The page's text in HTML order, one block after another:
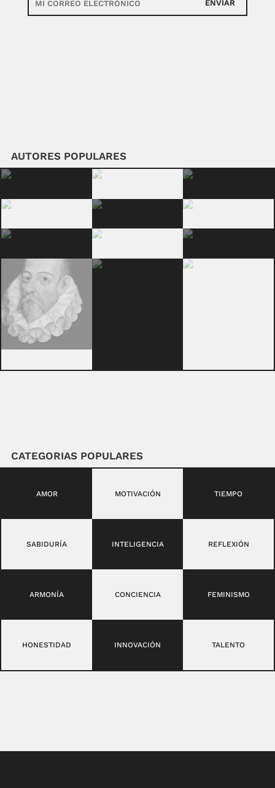
ENVIAR
AUTORES POPULARES
CATEGORIAS POPULARES
AMOR MOTIVACIÓN TIEMPO
SABIDURÍA INTELIGENCIA REFLEXIÓN
ARMONÍA CONCIENCIA FEMINISMO
HONESTIDAD INNOVACIÓN TALENTO